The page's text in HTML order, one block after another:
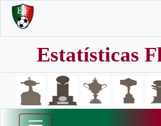
Estatísticas